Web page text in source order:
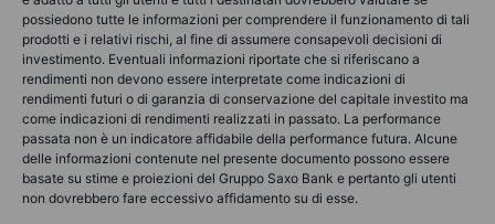
possiedono tutte le informazioni per comprendere il funzionamento di tali
prodotti e i relativi rischi, al fine di assumere consapevoli decisioni di
investimento. Eventuali informazioni riportate che si riferiscano a
rendimenti non devono essere interpretate come indicazioni di
rendimenti futuri o di garanzia di conservazione del capitale investito ma
come indicazioni di rendimenti realizzati in passato. La performance
passata non è un indicatore affidabile della performance futura. Alcune
delle informazioni contenute nel presente documento possono essere
basate su stime e proiezioni del Gruppo Saxo Bank e pertanto gli utenti
non dovrebbero fare eccessivo affidamento su di esse.